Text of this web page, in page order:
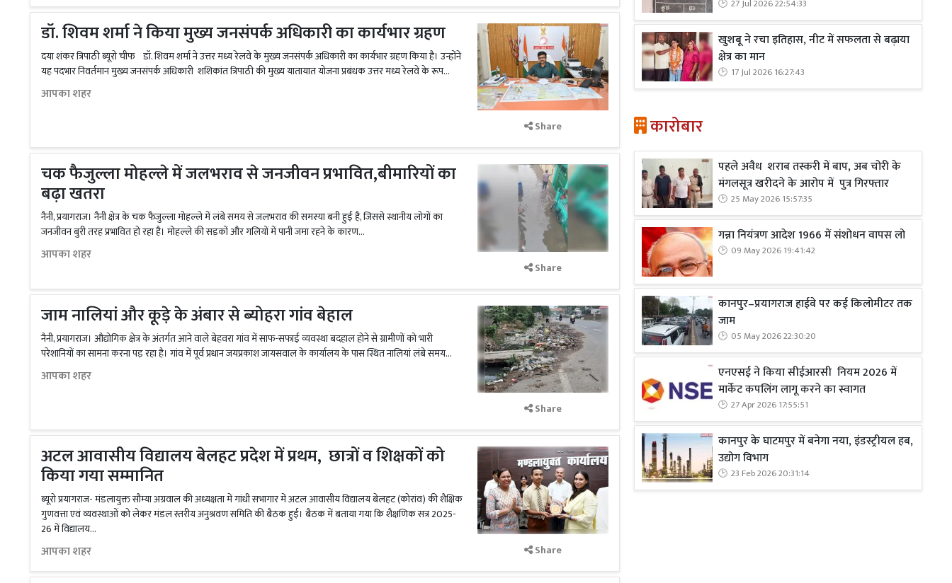
डॉ. शिवम शर्मा ने किया मुख्य जनसंपर्क अधिकारी का कार्यभार ग्रहण
दया शंकर त्रिपाठी ब्यूरो चीफ डॉ. शिवम शर्मा ने उत्तर मध्य रेलवे के मुख्य जनसंपर्क अधिकारी का कार्यभार ग्रहण किया है। उन्होंने
यह पदभार निवर्तमान मुख्य जनसंपर्क अधिकारी शशिकांत त्रिपाठी की मुख्य यातायात योजना प्रबंधक उत्तर मध्य रेलवे के रूप...
आपका शहर
Share
चक फैजुल्ला मोहल्ले में जलभराव से जनजीवन प्रभावित,बीमारियों का
बढ़ा खतरा
नैनी, प्रयागराज। नैनी क्षेत्र के चक फैजुल्ला मोहल्ले में लंबे समय से जलभराव की समस्या बनी हुई है, जिससे स्थानीय लोगों का
जनजीवन बुरी तरह प्रभावित हो रहा है। मोहल्ले की सड़कों और गलियों में पानी जमा रहने के कारण...
आपका शहर
Share
जाम नालियां और कूड़े के अंबार से ब्योहरा गांव बेहाल
नैनी, प्रयागराज। औद्योगिक क्षेत्र के अंतर्गत आने वाले बेहवरा गांव में साफ-सफाई व्यवस्था बदहाल होने से ग्रामीणों को भारी
परेशानियों का सामना करना पड़ रहा है। गांव में पूर्व प्रधान जयप्रकाश जायसवाल के कार्यालय के पास स्थित नालियां लंबे समय...
आपका शहर
Share
अटल आवासीय विद्यालय बेलहट प्रदेश में प्रथम, छात्रों व शिक्षकों को
किया गया सम्मानित
ब्यूरो प्रयागराज- मंडलायुक्त सौम्या अग्रवाल की अध्यक्षता में गांधी सभागार में अटल आवासीय विद्यालय बेलहट (कोरांव) की शैक्षिक
गुणवत्ता एवं व्यवस्थाओं को लेकर मंडल स्तरीय अनुश्रवण समिति की बैठक हुई। बैठक में बताया गया कि शैक्षणिक सत्र 2025-
26 में विद्यालय...
आपका शहर Share
27 Jul 2026 22:54:33
खुशबू ने रचा इतिहास, नीट में सफलता से बढ़ाया
क्षेत्र का मान
17 Jul 2026 16:27:43
कारोबार
पहले अवैध शराब तस्करी में बाप, अब चोरी के
मंगलसूत्र खरीदने के आरोप में पुत्र गिरफ्तार
25 May 2026 15:57:35
गन्ना नियंत्रण आदेश 1966 में संशोधन वापस लो
09 May 2026 19:41:42
कानपुर–प्रयागराज हाईवे पर कई किलोमीटर तक
जाम
05 May 2026 22:30:20
एनएसई ने किया सीईआरसी नियम 2026 में
मार्केट कपलिंग लागू करने का स्वागत
27 Apr 2026 17:55:51
कानपुर के घाटमपुर में बनेगा नया, इंडस्ट्रीयल हब,
उद्योग विभाग
23 Feb 2026 20:31:14